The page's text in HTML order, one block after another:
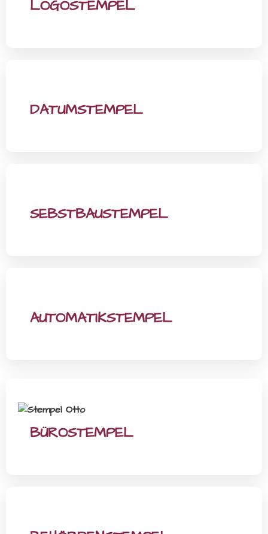
LOGOSTEMPEL
DATUMSTEMPEL
SEBSTBAUSTEMPEL
AUTOMATIKSTEMPEL
BÜROSTEMPEL